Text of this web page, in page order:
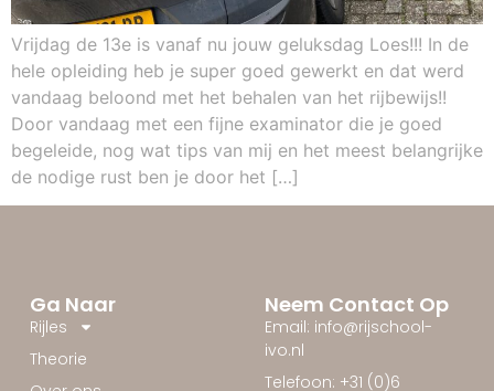
Vrijdag de 13e is vanaf nu jouw geluksdag Loes!!! In de
hele opleiding heb je super goed gewerkt en dat werd
vandaag beloond met het behalen van het rijbewijs!!
Door vandaag met een fijne examinator die je goed
begeleide, nog wat tips van mij en het meest belangrijke
de nodige rust ben je door het […]
Ga Naar
Rijles
Theorie
Neem Contact Op
Email: info@rijschool-
ivo.nl
Telefoon: +31 (0)6